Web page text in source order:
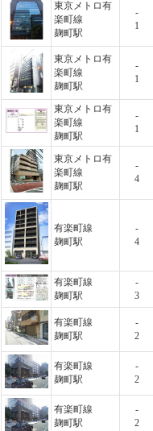
東京メトロ有
楽町線
麹町駅
-
1
東京メトロ有
楽町線
麹町駅
-
1
東京メトロ有
楽町線
麹町駅
-
1
東京メトロ有
楽町線
麹町駅
-
4
有楽町線
麹町駅
-
4
有楽町線
麹町駅
-
3
有楽町線
麹町駅
-
2
有楽町線
麹町駅
-
2
有楽町線
麹町駅
-
2